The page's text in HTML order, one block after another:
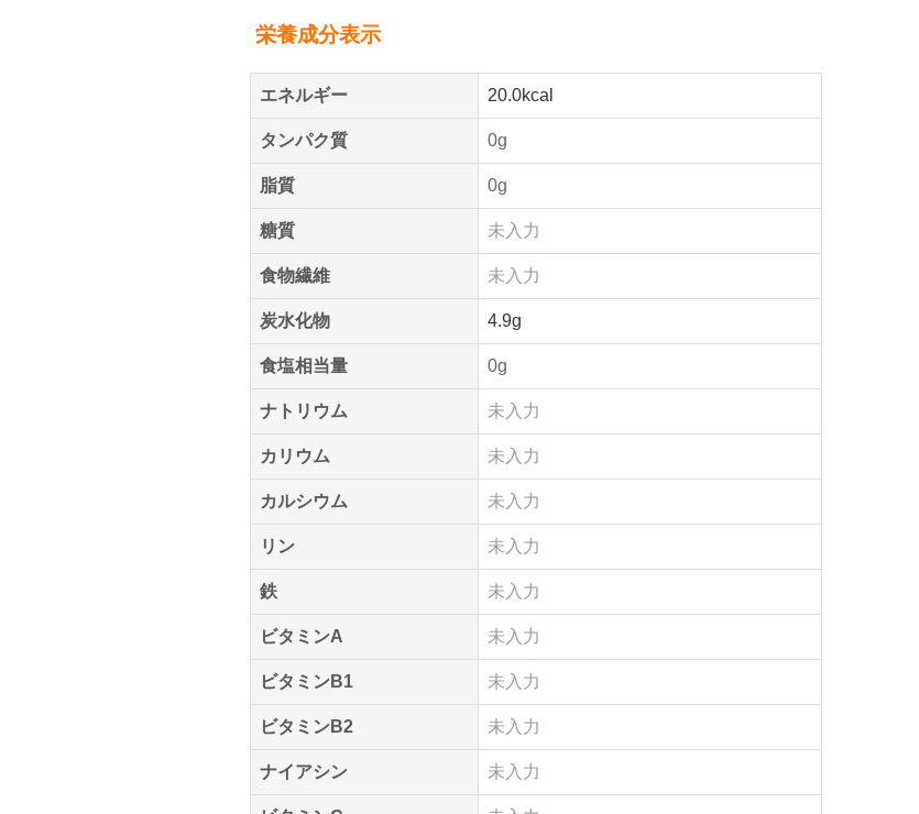
栄養成分表示
エネルギー 20.0kcal
タンパク質 0g
脂質 0g
糖質 未入力
食物繊維 未入力
炭水化物 4.9g
食塩相当量 0g
ナトリウム 未入力
カリウム 未入力
カルシウム 未入力
リン 未入力
鉄 未入力
ビタミンA 未入力
ビタミンB1 未入力
ビタミンB2 未入力
ナイアシン 未入力